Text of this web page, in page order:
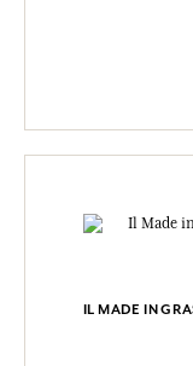
IL MADE IN